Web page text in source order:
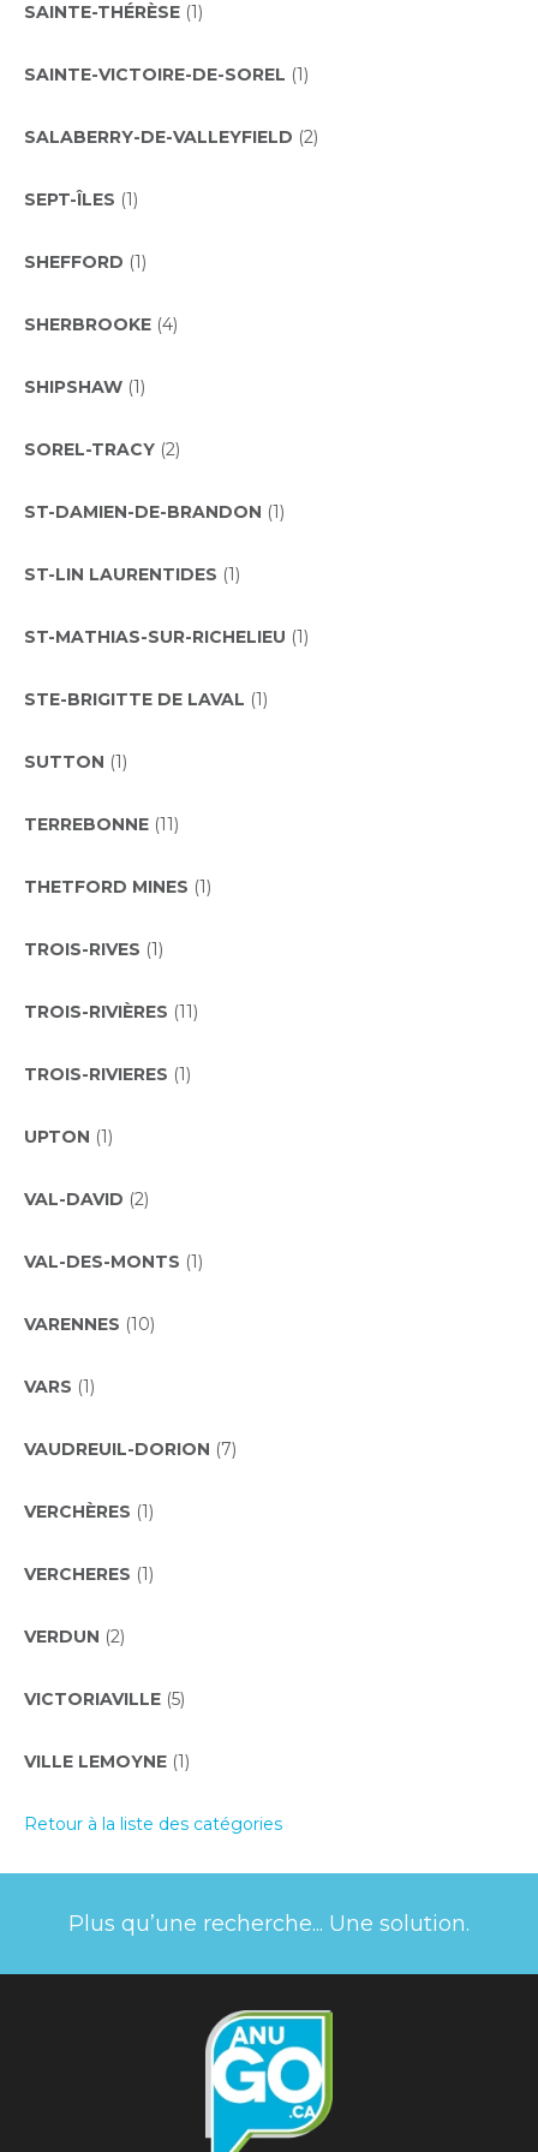
SAINTE-THÉRÈSE (1)
SAINTE-VICTOIRE-DE-SOREL (1)
SALABERRY-DE-VALLEYFIELD (2)
SEPT-ÎLES (1)
SHEFFORD (1)
SHERBROOKE (4)
SHIPSHAW (1)
SOREL-TRACY (2)
ST-DAMIEN-DE-BRANDON (1)
ST-LIN LAURENTIDES (1)
ST-MATHIAS-SUR-RICHELIEU (1)
STE-BRIGITTE DE LAVAL (1)
SUTTON (1)
TERREBONNE (11)
THETFORD MINES (1)
TROIS-RIVES (1)
TROIS-RIVIÈRES (11)
TROIS-RIVIERES (1)
UPTON (1)
VAL-DAVID (2)
VAL-DES-MONTS (1)
VARENNES (10)
VARS (1)
VAUDREUIL-DORION (7)
VERCHÈRES (1)
VERCHERES (1)
VERDUN (2)
VICTORIAVILLE (5)
VILLE LEMOYNE (1)
Retour à la liste des catégories
Plus qu’une recherche... Une solution.